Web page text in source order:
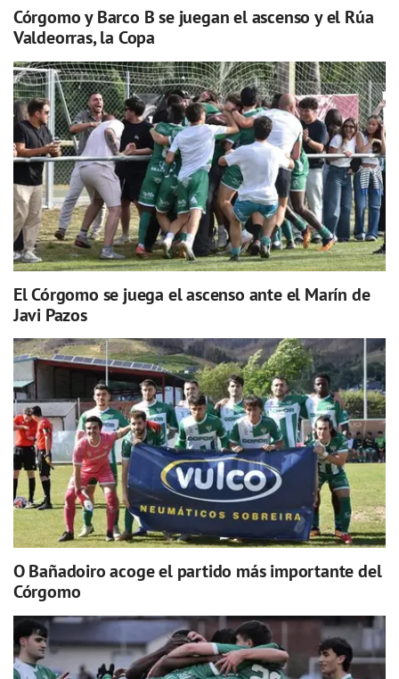
Córgomo y Barco B se juegan el ascenso y el Rúa
Valdeorras, la Copa
El Córgomo se juega el ascenso ante el Marín de
Javi Pazos
O Bañadoiro acoge el partido más importante del
Córgomo